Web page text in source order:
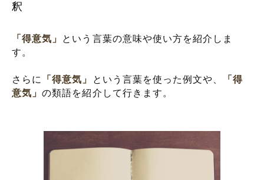
釈
「得意気」 という言葉の意味や使い方を紹介しま
す。
さらに 「得意気」 という言葉を使った例文や、
「得
意気」の類語を紹介して行きます。